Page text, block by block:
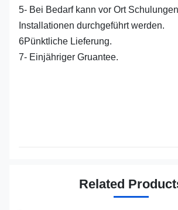
5- Bei Bedarf kann vor Ort
Installationen durchgeführt werden.
6Pünktliche Lieferung.
7- Einjähriger Gruantee.
Related